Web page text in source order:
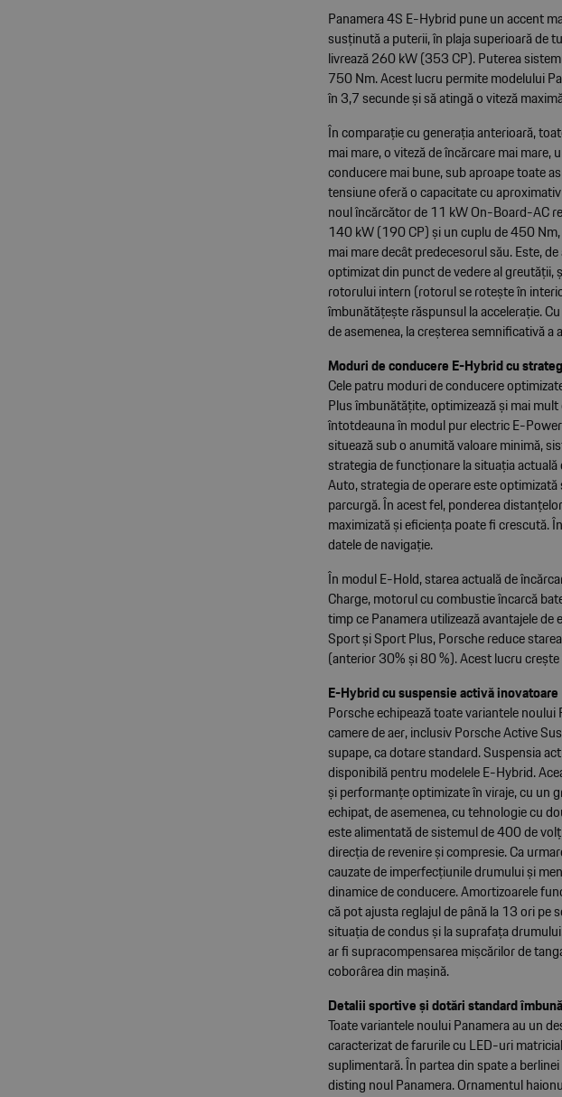
Panamera 4S E-Hybrid pune un accent
susținută a puterii, în plaja superioară de
livrează 260 kW (353 CP). Puterea
750 Nm. Acest lucru permite modelului
în 3,7 secunde și să atingă o viteză
În comparație cu generația anterioară,
mai mare, o viteză de încărcare mai
conducere mai bune, sub aproape toate
tensiune oferă o capacitate cu
noul încărcător de 11 kW On-Board-AC
140 kW (190 CP) și un cuplu de 450
mai mare decât predecesorul său. Este,
optimizat din punct de vedere al greutății,
rotorului intern (rotorul se rotește în
îmbunătățește răspunsul la accelerație.
de asemenea, la creșterea semnificativă
Moduri de conducere E-Hybrid cu
Cele patru moduri de conducere
Plus îmbunătățite, optimizează și mai
întotdeauna în modul pur electric E-
situează sub o anumită valoare minimă,
strategia de funcționare la situația
Auto, strategia de operare este
parcurgă. În acest fel, ponderea
maximizată și eficiența poate fi crescută.
datele de navigație.
În modul E-Hold, starea actuală de
Charge, motorul cu combustie încarcă
timp ce Panamera utilizează avantajele
Sport și Sport Plus, Porsche reduce
(anterior 30% și 80 %). Acest lucru
E-Hybrid cu suspensie activă inovatoare
Porsche echipează toate variantele
camere de aer, inclusiv Porsche Active
supape, ca dotare standard. Suspensia
disponibilă pentru modelele E-Hybrid.
și performanțe optimizate în viraje, cu un
echipat, de asemenea, cu tehnologie cu
este alimentată de sistemul de 400 de
direcția de revenire și compresie. Ca
cauzate de imperfecțiunile drumului și
dinamice de conducere. Amortizoarele
că pot ajusta reglajul de până la 13 ori pe
situația de condus și la suprafața
ar fi supracompensarea mișcărilor de
coborârea din mașină.
Detalii sportive și dotări standard
Toate variantele noului Panamera au un
caracterizat de farurile cu LED-uri
suplimentară. În partea din spate a
disting noul Panamera. Ornamentul